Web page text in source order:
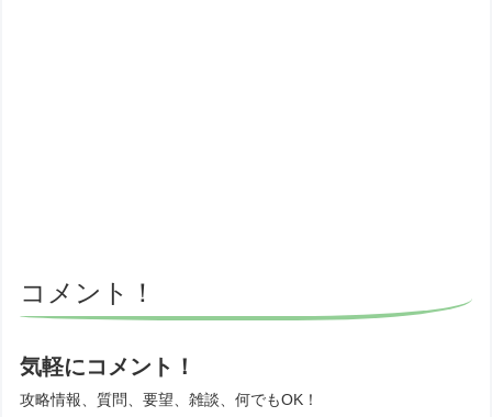
コメント！
気軽にコメント！
攻略情報、質問、要望、雑談、何でもOK！